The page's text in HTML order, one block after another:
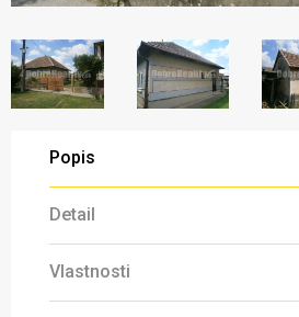
Popis
Detail
Vlastnosti